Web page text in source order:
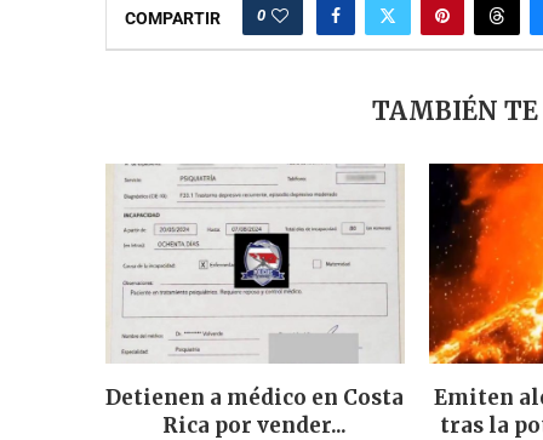
COMPARTIR 0
TAMBIÉN TE
Detienen a médico en Costa
Rica por vender...
Emiten
tras la